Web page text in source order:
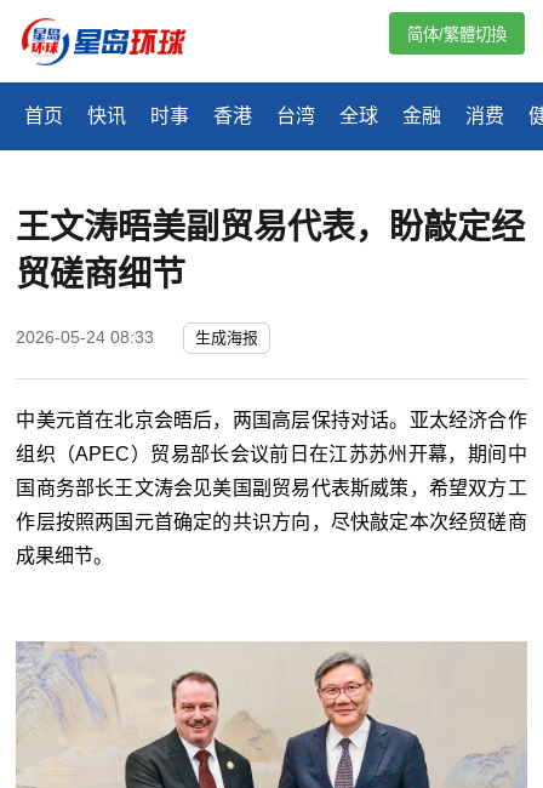
首页 快讯 时事 香港 台湾 全球 金融 消费
简体/繁體切換
王文涛晤美副贸易代表，盼敲定经
贸磋商细节
2026-05-24 08:33 生成海报
中美元首在北京会晤后，两国高层保持对话。亚太经济合作
组织（APEC）贸易部长会议前日在江苏苏州开幕，期间中
国商务部长王文涛会见美国副贸易代表斯威策，希望双方工
作层按照两国元首确定的共识方向，尽快敲定本次经贸磋商
成果细节。